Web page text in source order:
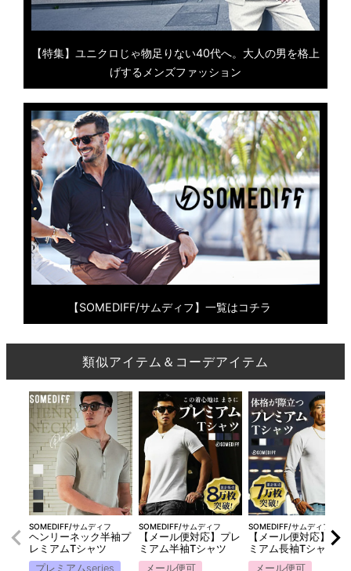
【特集】ユニクロじゃ物足りない40代へ。大人の男を格上
げするメンズファッション
【SOMEDIFF/サムディフ】一覧はコチラ
類似アイテム＆コーデアイテム
SOMEDIFF/サムディフ
ヘンリーネック半袖プ
レミアムTシャツ
プレミアムseries
SOMEDIFF/サムディフ
【メール便対応】プレ
ミアム半袖Tシャツ
メール便可
SOMEDIFF/サムディフ
【メール便対応】プレ
ミアム長袖Tシャツ
メール便可